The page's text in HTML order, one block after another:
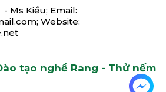
Ms Kiều; Email:
Website:
tạo nghề Rang - Thử nếm